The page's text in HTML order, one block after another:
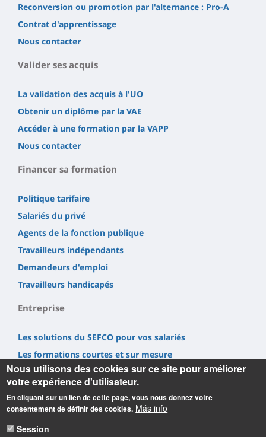
Reconversion ou promotion par l'alternance : Pro-A
Contrat d'apprentissage
Nous contacter
Valider ses acquis
La validation des acquis à l'UO
Obtenir un diplôme par la VAE
Accéder à une formation par la VAPP
Nous contacter
Financer sa formation
Politique tarifaire
Salariés du privé
Agents de la fonction publique
Travailleurs indépendants
Demandeurs d'emploi
Travailleurs handicapés
Entreprise
Les solutions du SEFCO pour vos salariés
Les formations courtes et sur mesure
Nous soutenir via la Taxe d'Apprentissage
Recruter un alternant
Nous contacter
Nous utilisons des cookies sur ce site pour améliorer
votre expérience d'utilisateur.
En cliquant sur un lien de cette page, vous nous donnez votre
consentement de définir des cookies. Más info
Session